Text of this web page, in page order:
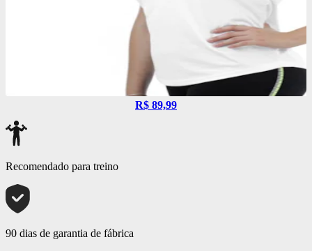
R$ 89,99
Recomendado para treino
90 dias de garantia de fábrica